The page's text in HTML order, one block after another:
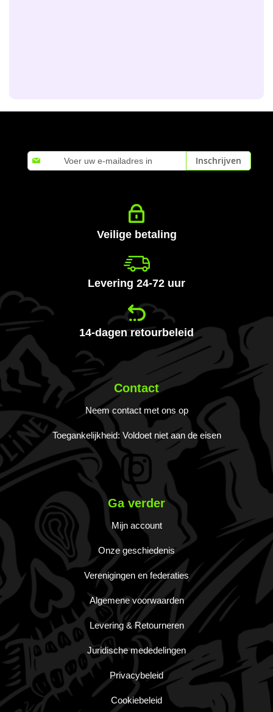
Abonneer
u
Inschrijven
Veilige betaling
Levering 24-72 uur
14-dagen retourbeleid
Contact
Neem contact met ons op
Toegankelijkheid: Voldoet niet aan de eisen
Ga verder
Mijn account
Onze geschiedenis
Verenigingen en federaties
Algemene voorwaarden
Levering & Retourneren
Juridische mededelingen
Privacybeleid
Cookiebeleid